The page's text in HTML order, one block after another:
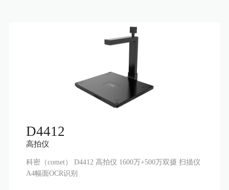
D4412
高拍仪
科密（comet） D4412 高拍仪 1600万+500万双摄 扫描仪
A4幅面OCR识别